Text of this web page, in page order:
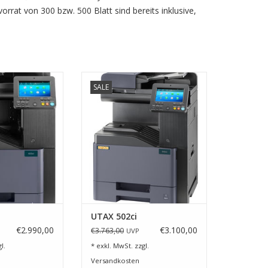
von 300 bzw. 500 Blatt sind bereits inklusive,
A4- System,
offen
wie bei
Problem.
HINZUFÜGEN
€2.990,00
SALE
Zeit ist kostbar. Darum sollten Sie
sie optimal nutzen – am besten
mithilfe unseres DIN-A4-Farb-
Multifunktionssystems 502ci.
ZUM WARENKORB HINZUFÜGEN
UTAX 502ci
€3.763,00 UVP €3.100,00
* exkl. MwSt. zzgl.
Versandkosten